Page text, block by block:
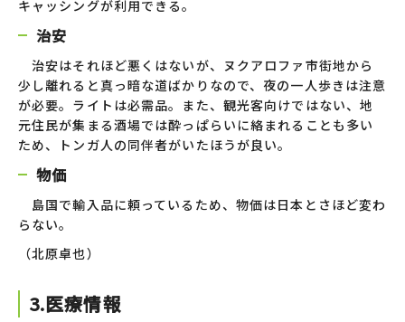
キャッシングが利用できる。
治安
治安はそれほど悪くはないが、ヌクアロファ市街地から
少し離れると真っ暗な道ばかりなので、夜の一人歩きは注意
が必要。ライトは必需品。また、観光客向けではない、地
元住民が集まる酒場では酔っぱらいに絡まれることも多い
ため、トンガ人の同伴者がいたほうが良い。
物価
島国で輸入品に頼っているため、物価は日本とさほど変わ
らない。
（北原卓也）
3.医療情報